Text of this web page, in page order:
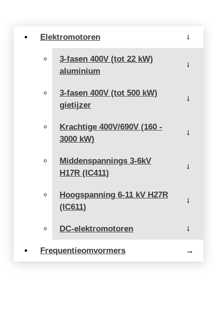
Elektromotoren →
3-fasen 400V (tot 22 kW)
aluminium
→
3-fasen 400V (tot 500 kW)
gietijzer
→
Krachtige 400V/690V (160 -
3000 kW)
→
Middenspannings 3-6kV
H17R (IC411)
→
Hoogspanning 6-11 kV H27R
(IC611)
→
DC-elektromotoren →
Frequentieomvormers →